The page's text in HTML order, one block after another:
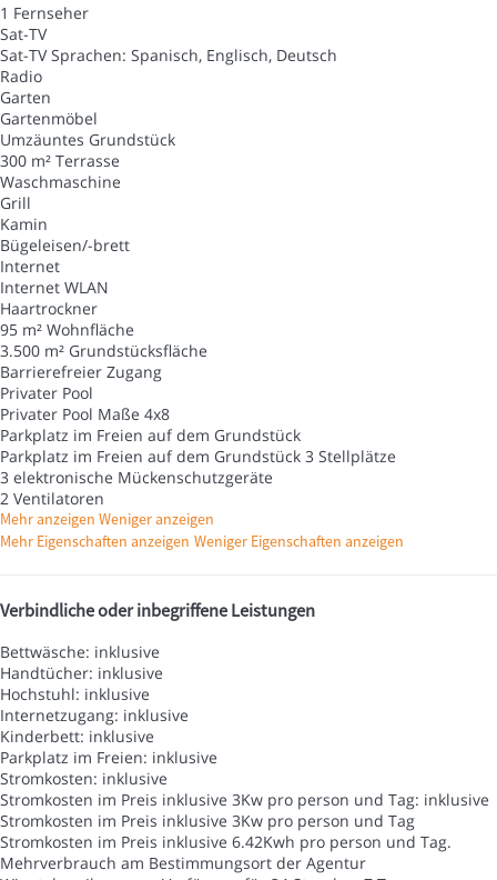
1 Fernseher
Sat-TV
Sat-TV Sprachen: Spanisch, Englisch, Deutsch
Radio
Garten
Gartenmöbel
Umzäuntes Grundstück
300 m² Terrasse
Waschmaschine
Grill
Kamin
Bügeleisen/-brett
Internet
Internet WLAN
Haartrockner
95 m² Wohnfläche
3.500 m² Grundstücksfläche
Barrierefreier Zugang
Privater Pool
Privater Pool Maße 4x8
Parkplatz im Freien auf dem Grundstück
Parkplatz im Freien auf dem Grundstück 3 Stellplätze
3 elektronische Mückenschutzgeräte
2 Ventilatoren
Mehr anzeigen Weniger anzeigen
Mehr Eigenschaften anzeigen Weniger Eigenschaften anzeigen
Verbindliche oder inbegriffene Leistungen
Bettwäsche: inklusive
Handtücher: inklusive
Hochstuhl: inklusive
Internetzugang: inklusive
Kinderbett: inklusive
Parkplatz im Freien: inklusive
Stromkosten: inklusive
Stromkosten im Preis inklusive 3Kw pro person und Tag: inklusive
Stromkosten im Preis inklusive 3Kw pro person und Tag
Stromkosten im Preis inklusive 6.42Kwh pro person und Tag.
Mehrverbrauch am Bestimmungsort der Agentur